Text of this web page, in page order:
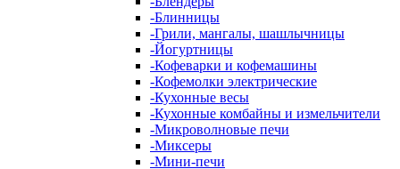
-Блинницы
-Грили, мангалы, шашлычницы
-Йогуртницы
-Кофеварки и кофемашины
-Кофемолки электрические
-Кухонные весы
-Кухонные комбайны и измельчители
-Микроволновые печи
-Миксеры
-Мини-печи